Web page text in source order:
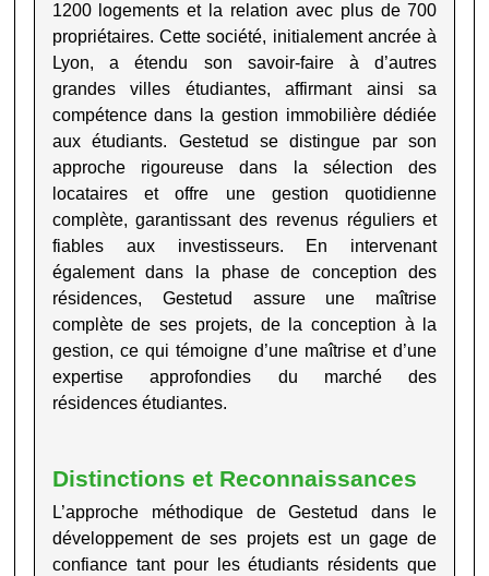
1200 logements et la relation avec plus de 700
propriétaires. Cette société, initialement ancrée à
Lyon, a étendu son savoir-faire à d’autres
grandes villes étudiantes, affirmant ainsi sa
compétence dans la gestion immobilière dédiée
aux étudiants. Gestetud se distingue par son
approche rigoureuse dans la sélection des
locataires et offre une gestion quotidienne
complète, garantissant des revenus réguliers et
fiables aux investisseurs. En intervenant
également dans la phase de conception des
résidences, Gestetud assure une maîtrise
complète de ses projets, de la conception à la
gestion, ce qui témoigne d’une maîtrise etd’une
expertise approfondies du marché des
résidences étudiantes.
Distinctions et Reconnaissances
L’approche méthodique de Gestetud dans le
développement de ses projets est un gage de
confiance tant pour les étudiants résidents que